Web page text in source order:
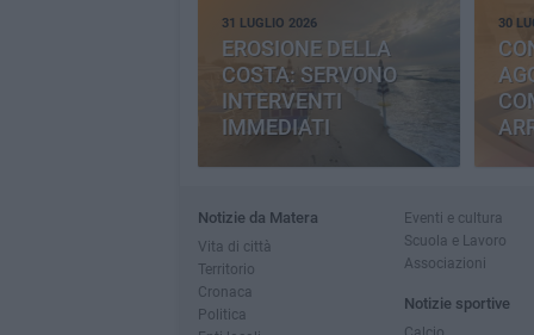
31 LUGLIO 2026
EROSIONE DELLA
COSTA: SERVONO
INTERVENTI
IMMEDIATI
30
Notizie da Matera
Vita di città
Territorio
Cronaca
Politica
Eventi e cultura
Scuola e Lavoro
Associazioni
Notizie sportive